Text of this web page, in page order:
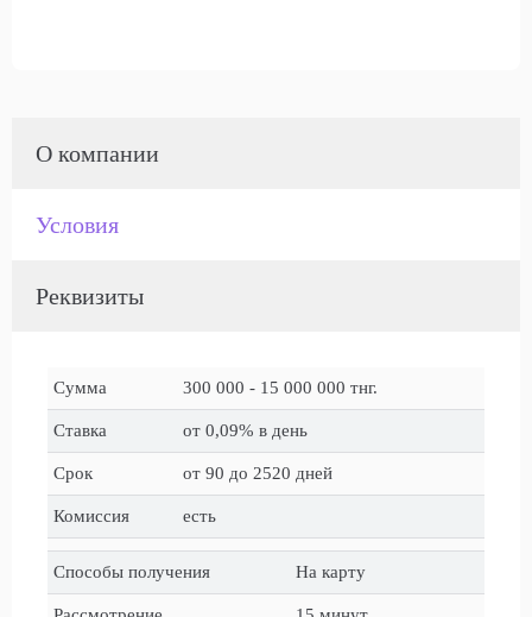
О компании
Условия
Реквизиты
Сумма 300 000 - 15 000 000 тнг.
Ставка от 0,09% в день
Срок от 90 до 2520 дней
Комиссия есть
Способы получения На карту